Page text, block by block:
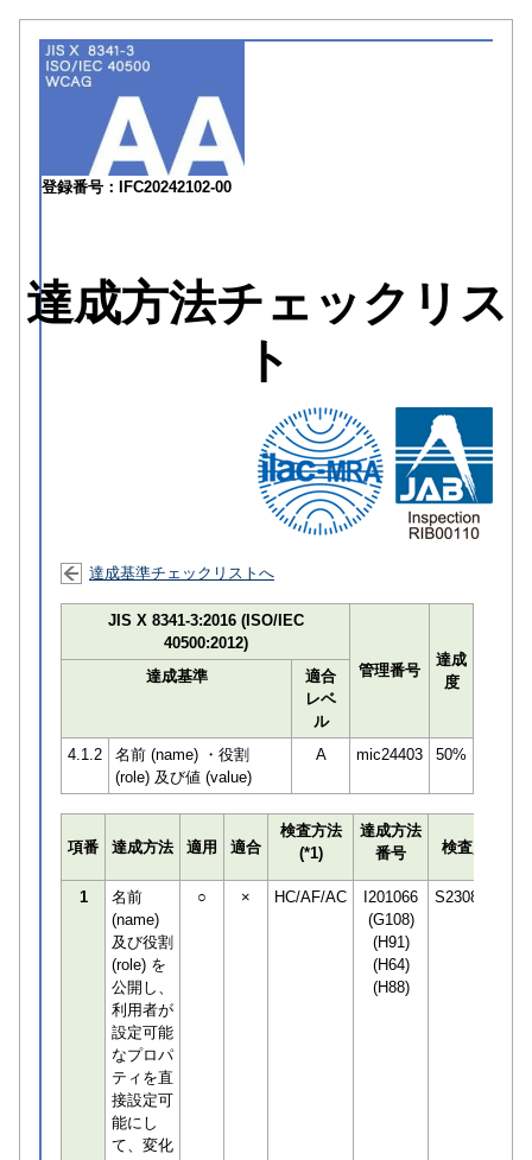
登録番号：IFC20242102-00
達成方法チェックリス
ト
達成基準チェックリストへ
JIS X 8341-3:2016 (ISO/IEC
40500:2012)
管理番号
達成
度
達成基準
適合
レベ
ル
4.1.2
名前 (name) ・役割
(role) 及び値 (value)
A mic24403 50%
項番 達成方法 適用 適合
検査方法
(*1)
達成方法
番号
検査員
1
名前
(name)
及び役割
(role) を
公開し、
利用者が
設定可能
なプロパ
ティを直
接設定可
能にし
て、変化
○ × HC/AF/AC
I201066
(G108)
(H91)
(H64)
(H88)
S230850